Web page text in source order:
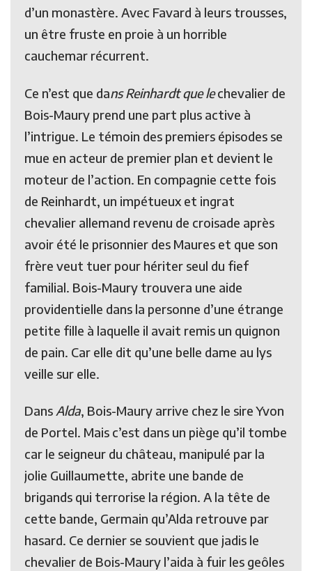
d’un monastère. Avec Favard à leurs trousses,
un être fruste en proie à un horrible
cauchemar récurrent.
Ce n’est que dans Reinhardt que lechevalier de
Bois-Maury prend une part plus active à
l’intrigue. Le témoin des premiers épisodes se
mue en acteur de premier plan et devient le
moteur de l’action. En compagnie cette fois
de Reinhardt, un impétueux et ingrat
chevalier allemand revenu de croisade après
avoir été le prisonnier des Maures et que son
frère veut tuer pour hériter seul du fief
familial. Bois-Maury trouvera une aide
providentielle dans la personne d’une étrange
petite fille à laquelle il avait remis un quignon
de pain. Car elle dit qu’une belle dame au lys
veille sur elle.
Dans Alda, Bois-Maury arrive chez le sire Yvon
de Portel. Mais c’est dans un piège qu’il tombe
car le seigneur du château, manipulé par la
jolie Guillaumette, abrite une bande de
brigands qui terrorise la région. A la tête de
cette bande, Germain qu’Alda retrouve par
hasard. Ce dernier se souvient que jadis le
chevalier de Bois-Maury l’aida à fuir les geôles